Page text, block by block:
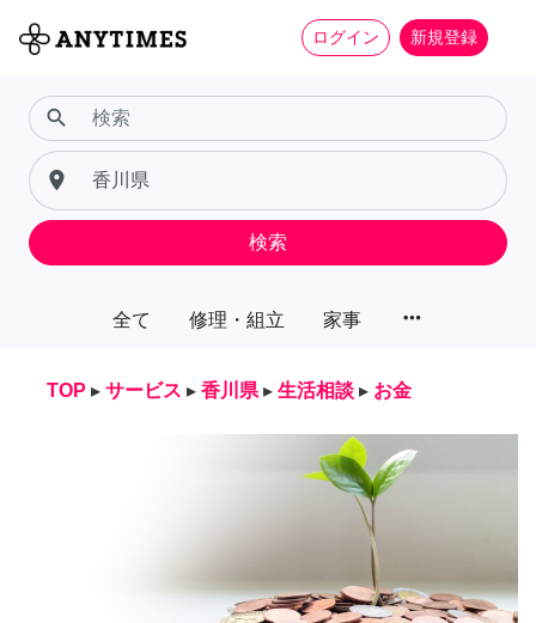
ログイン 新規登録
全て 修理・組立 家事 more_horiz
search
place
検索
TOP ▸ サービス ▸ 香川県 ▸ 生活相談 ▸ お金